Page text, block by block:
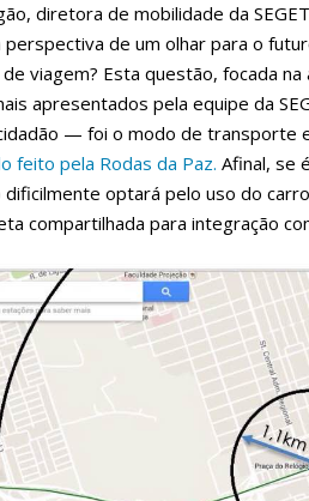
diretora de mobilidade da
perspectiva de um olhar para o
viagem? Esta questão, focada
apresentados pela equipe da
— foi o modo de transporte
feito pela Rodas da Paz. Afinal, se
dificilmente optará pelo uso do
compartilhada para integração